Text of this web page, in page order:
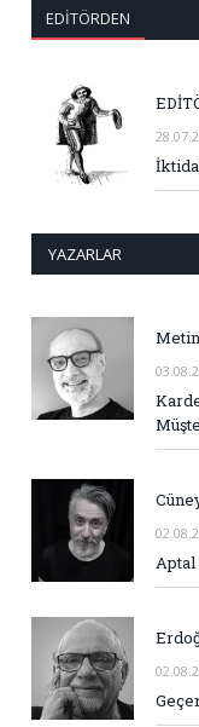
EDITÖRDEN
YAZARLAR
Aptal